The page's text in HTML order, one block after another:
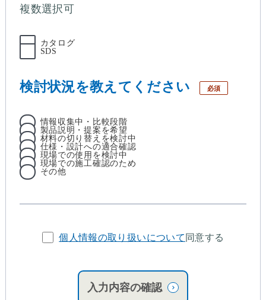
複数選択可
カタログ
SDS
検討状況を教えてください 必須
情報収集中・比較段階
製品説明・提案を希望
材料の切り替えを検討中
仕様・設計への適合確認
現場での使用を検討中
現場での施工確認のため
その他
個人情報の取り扱いについて 同意する
入力内容の確認